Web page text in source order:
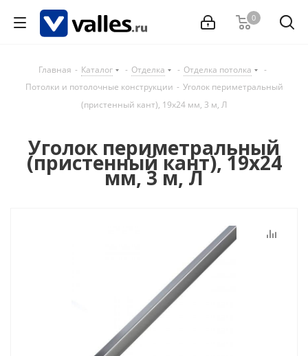
0
Главная - Каталог - Отделка - Отделка потолка
-
Потолки и потолочные конструкции - Уголок периметральный
(пристенный кант), 19х24 мм, 3 м, Л
Уголок периметральный
(пристенный кант), 19х24
мм, 3 м, Л